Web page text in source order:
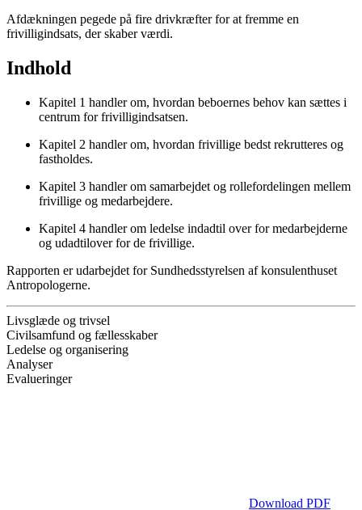
Afdækningen pegede på fire drivkræfter for at fremme en
frivilligindsats, der skaber værdi.
Indhold
Kapitel 1 handler om, hvordan beboernes behov kan sættes i
centrum for frivilligindsatsen.
Kapitel 2 handler om, hvordan frivillige bedst rekrutteres og
fastholdes.
Kapitel 3 handler om samarbejdet og rollefordelingen mellem
frivillige og medarbejdere.
Kapitel 4 handler om ledelse indadtil over for medarbejderne
og udadtilover for de frivillige.
Rapporten er udarbejdet for Sundhedsstyrelsen af konsulenthuset
Antropologerne.
Livsglæde og trivsel
Civilsamfund og fællesskaber
Ledelse og organisering
Analyser
Evalueringer
Download PDF